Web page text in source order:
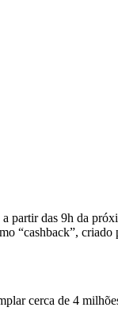
partir das 9h da
“cashback”,
cerca de 4